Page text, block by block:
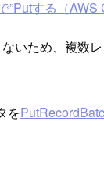
する（
いため、複数
を